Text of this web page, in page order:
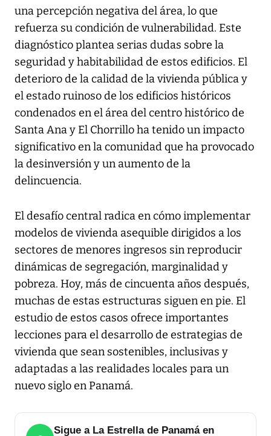
una percepción negativa del área, lo que
refuerza su condición de vulnerabilidad. Este
diagnóstico plantea serias dudas sobre la
seguridad y habitabilidad de estos edificios. El
deterioro de la calidad de la vivienda pública y
el estado ruinoso de los edificios históricos
condenados en el área del centro histórico de
Santa Ana y El Chorrillo ha tenido un impacto
significativo en la comunidad que ha provocado
la desinversión y un aumento de la
delincuencia.
El desafío central radica en cómo implementar
modelos de vivienda asequible dirigidos a los
sectores de menores ingresos sin reproducir
dinámicas de segregación, marginalidad y
pobreza. Hoy, más de cincuenta años después,
muchas de estas estructuras siguen en pie. El
estudio de estos casos ofrece importantes
lecciones para el desarrollo de estrategias de
vivienda que sean sostenibles, inclusivas y
adaptadas a las realidades locales para un
nuevo siglo en Panamá.
Sigue a La Estrella de Panamá en